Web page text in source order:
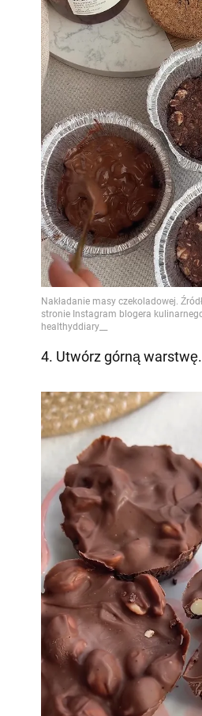
4. Utwórz górną warstwę.